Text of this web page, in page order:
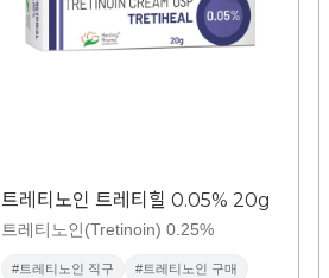
트레티노인 트레티힐 0.05% 20g
트레티노인(Tretinoin) 0.25%
#트레티노인 직구 #트레티노인 구매